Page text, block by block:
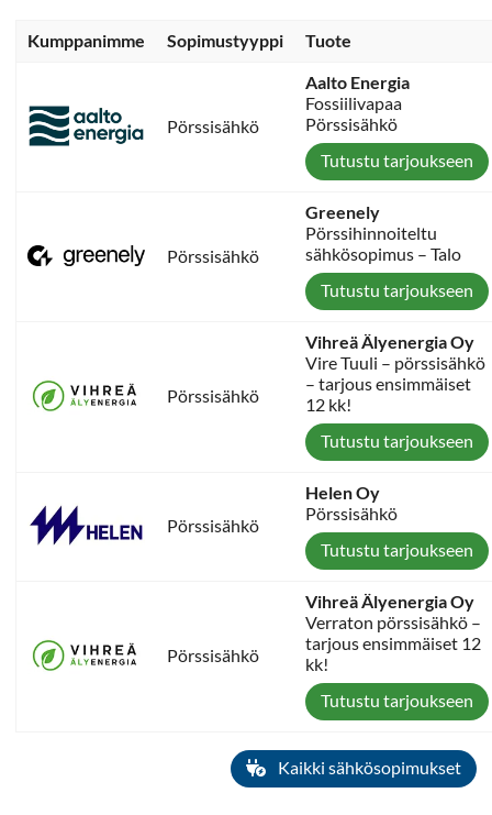
Kumppanimme Sopimustyyppi Tuote
Pörssisähkö
Aalto Energia
Fossiilivapaa
Pörssisähkö
Tutustu tarjoukseen
Pörssisähkö
Greenely
Pörssihinnoiteltu
sähkösopimus – Talo
Tutustu tarjoukseen
Pörssisähkö
Vihreä Älyenergia Oy
Vire Tuuli – pörssisähkö
– tarjous ensimmäiset
12 kk!
Tutustu tarjoukseen
Pörssisähkö
Helen Oy
Pörssisähkö
Tutustu tarjoukseen
Pörssisähkö
Vihreä Älyenergia Oy
Verraton pörssisähkö –
tarjous ensimmäiset 12
kk!
Tutustu tarjoukseen
Kaikki sähkösopimukset